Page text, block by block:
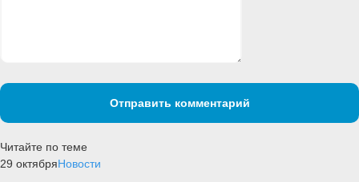
Отправить комментарий
Читайте по теме
29 октябряНовости